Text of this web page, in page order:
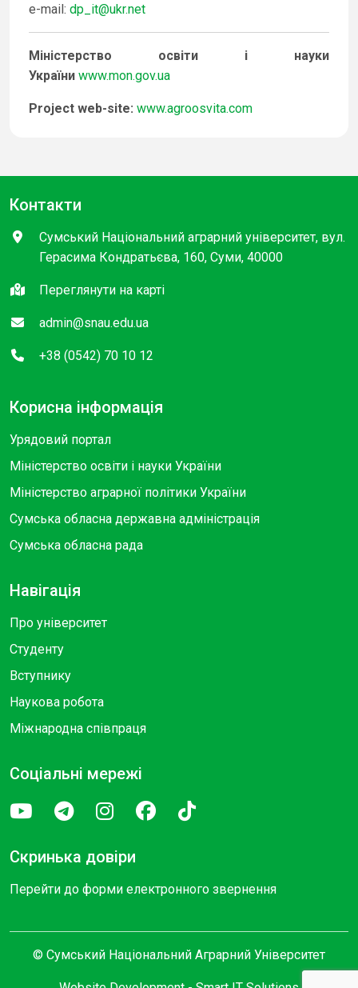
e-mail: dp_it@ukr.net
Міністерство освіти і науки
України www.mon.gov.ua
Project web-site: www.agroosvita.com
Контакти
Сумський Національний аграрний університет, вул.
Герасима Кондратьєва, 160, Суми, 40000
Переглянути на карті
admin@snau.edu.ua
+38 (0542) 70 10 12
Корисна інформація
Урядовий портал
Міністерство освіти і науки України
Міністерство аграрної політики України
Сумська обласна державна адміністрація
Сумська обласна рада
Навігація
Про університет
Студенту
Вступнику
Наукова робота
Міжнародна співпраця
Соціальні мережі
Скринька довіри
Перейти до форми електронного звернення
© Сумський Національний Аграрний Університет